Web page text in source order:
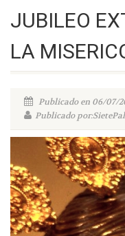
JUBILEO
LA
Publicado en 06/07/
Publicado